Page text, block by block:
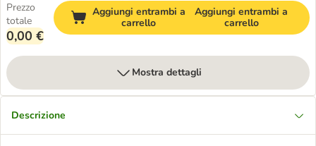
Prezzo
totale
0,00 €
Aggiungi entrambi a
carrello
Aggiungi entrambi a
carrello
Mostra dettagli
Descrizione